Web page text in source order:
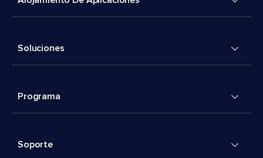
Soluciones
Programa
Soporte